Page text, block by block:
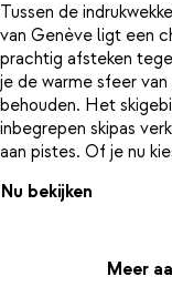
Tussen de
van Genève ligt een
prachtig afsteken
je de warme sfeer
behouden. Het
inbegrepen skipas
aan pistes. Of je nu
liggen aan je voeten.
het tijd om te
tot rust komen in de
Sluit de dag af in je
Nu bekijken
Meer